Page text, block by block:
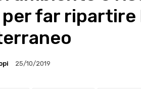
far ripartire
25/10/2019